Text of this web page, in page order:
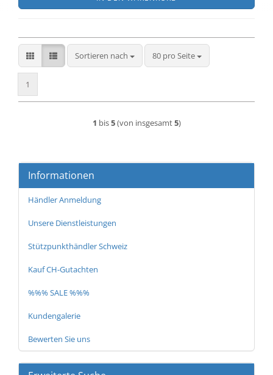
Sortieren nach
Sortieren nach 80 pro Seite
pro Seite
1
1 bis5(von insgesamt5)
Informationen
Händler Anmeldung
Unsere Dienstleistungen
Stützpunkthändler Schweiz
Kauf CH-Gutachten
%%% SALE %%%
Kundengalerie
Bewerten Sie uns